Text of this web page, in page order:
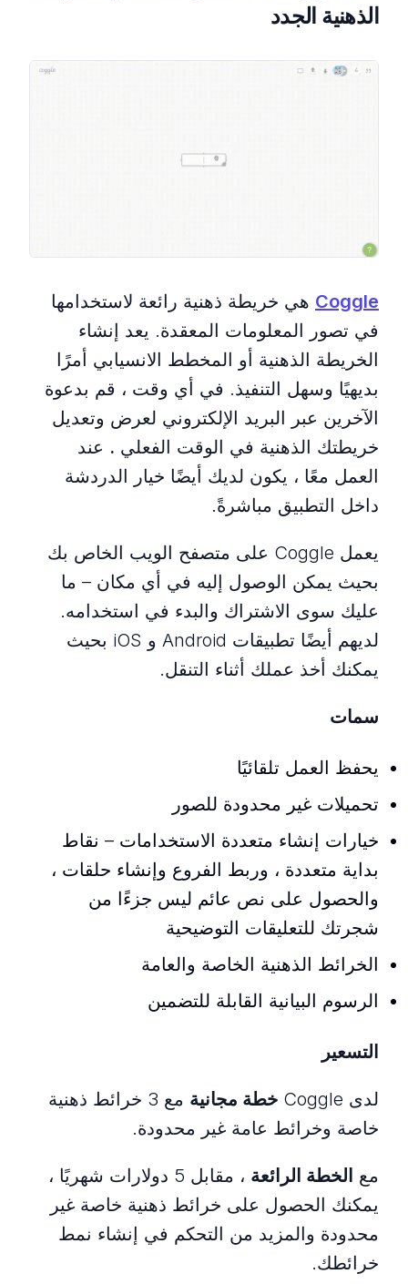
الذهنية الجدد
Coggle هي خريطة ذهنية رائعة لاستخدامها
في تصور المعلومات المعقدة. يعد إنشاء
الخريطة الذهنية أو المخطط الانسيابي أمرًا
بديهيًا وسهل التنفيذ. في أي وقت ، قم بدعوة
الآخرين عبر البريد الإلكتروني لعرض وتعديل
خريطتك الذهنية في الوقت الفعلي . عند
العمل معًا ، يكون لديك أيضًا خيار الدردشة
داخل التطبيق مباشرةً.
يعمل Coggle على متصفح الويب الخاص بك
بحيث يمكن الوصول إليه في أي مكان – ما
عليك سوى الاشتراك والبدء في استخدامه.
لديهم أيضًا تطبيقات Android و iOS بحيث
يمكنك أخذ عملك أثناء التنقل.
سمات
يحفظ العمل تلقائيًا
تحميلات غير محدودة للصور
خيارات إنشاء متعددة الاستخدامات – نقاط
بداية متعددة ، وربط الفروع وإنشاء حلقات ،
والحصول على نص عائم ليس جزءًا من
شجرتك للتعليقات التوضيحية
الخرائط الذهنية الخاصة والعامة
الرسوم البيانية القابلة للتضمين
التسعير
لدى Coggle خطة مجانية
مع 3 خرائط ذهنية
خاصة وخرائط عامة غير محدودة.
مع الخطة الرائعة
، مقابل 5 دولارات شهريًا ،
يمكنك الحصول على خرائط ذهنية خاصة غير
محدودة والمزيد من التحكم في إنشاء نمط
خرائطك.